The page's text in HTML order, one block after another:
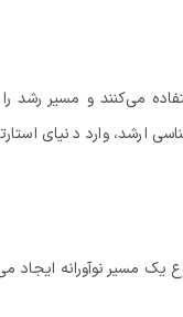
می‌کنند و مسیر رشد را
ارشد، وارد دنیای
مسیر نوآورانه ایجاد